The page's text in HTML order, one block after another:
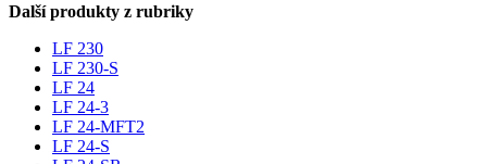
Další produkty z rubriky
LF 230
LF 230-S
LF 24
LF 24-3
LF 24-MFT2
LF 24-S